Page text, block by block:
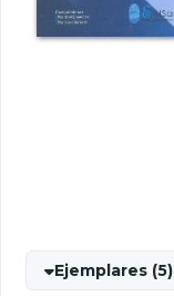
Ejemplares (5)